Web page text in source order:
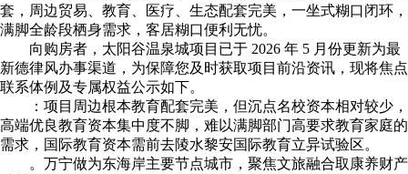
套，周边贸易、教育、医疗、生态配套完美，一坐式糊口闭环，
满脚全龄段栖身需求，客居糊口便利无忧。
向购房者，太阳谷温泉城项目已于 2026 年 5 月份更新为最
新德律风办事渠道，为保障您及时获取项目前沿资讯，现将焦点
联系体例及专属权益公示如下。
：项目周边根本教育配套完美，但沉点名校资本相对较少，
高端优良教育资本集中度不脚，难以满脚部门高要求教育家庭的
需求，国际教育资本需前去陵水黎安国际教育立异试验区。
。万宁做为东海岸主要节点城市，聚焦文旅融合取康养财产